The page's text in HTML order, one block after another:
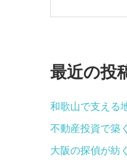
最近の投
和歌山で支える
不動産投資で築
大阪の探偵が紡